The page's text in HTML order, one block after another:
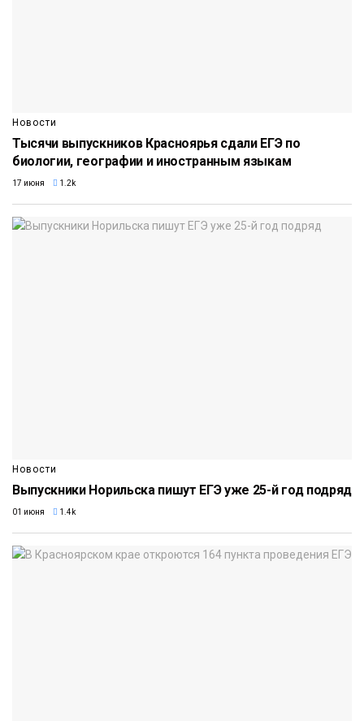
Новости
Тысячи выпускников Красноярья сдали ЕГЭ по
биологии, географии и иностранным языкам
17 июня 1.2k
Новости
Выпускники Норильска пишут ЕГЭ уже 25-й год подряд
01 июня 1.4k